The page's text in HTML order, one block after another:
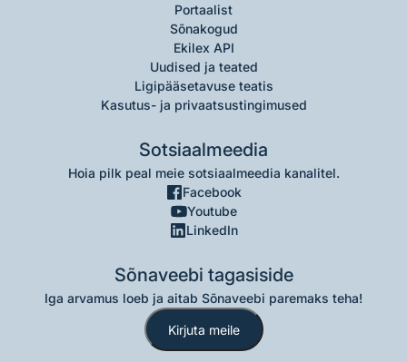
Portaalist
Sõnakogud
Ekilex API
Uudised ja teated
Ligipääsetavuse teatis
Kasutus- ja privaatsustingimused
Sotsiaalmeedia
Hoia pilk peal meie sotsiaalmeedia kanalitel.
Facebook
Youtube
LinkedIn
Sõnaveebi tagasiside
Iga arvamus loeb ja aitab Sõnaveebi paremaks teha!
Kirjuta meile